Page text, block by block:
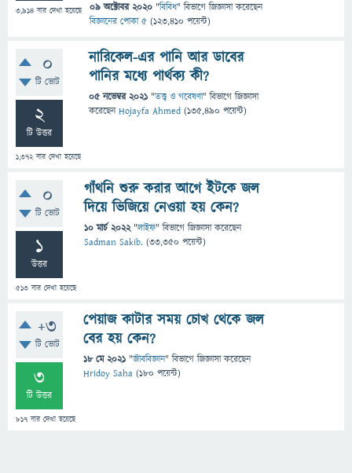
3,914 বার দেখা হয়েছে 09 অক্টোবর 2020 "বিবিধ" বিভাগে জিজ্ঞাসাকরেছেন
বিজ্ঞানের পোকা ৫ (123,410 পয়েন্ট)
0
টি ভোট
2
টি উত্তর
1,372বার দেখা হয়েছে
নারিকেল-এর পানি আর ডাবের
পানির মধ্যে পার্থক্য কী?
05 নভেম্বর 2021 "তত্ত্ব ও গবেষণা" বিভাগে জিজ্ঞাসা
করেছেনHojayfa Ahmed (135,490 পয়েন্ট)
0
টি ভোট
1
উত্তর
513 বার দেখা হয়েছে
গাঁথনি শুরু করার আগে ইটকে জল
দিয়ে ভিজিয়ে নেওয়া হয় কেন?
10 মার্চ 2022 "লাইফ" বিভাগে জিজ্ঞাসাকরেছেন
Sadman Sakib. (33,350 পয়েন্ট)
+3
টি ভোট
3
টি উত্তর
817 বার দেখা হয়েছে
পেয়াজ কাটার সময় চোখ থেকে জল
বের হয় কেন?
18 মে 2021 "জীববিজ্ঞান" বিভাগে জিজ্ঞাসাকরেছেন
Hridoy Saha (180 পয়েন্ট)